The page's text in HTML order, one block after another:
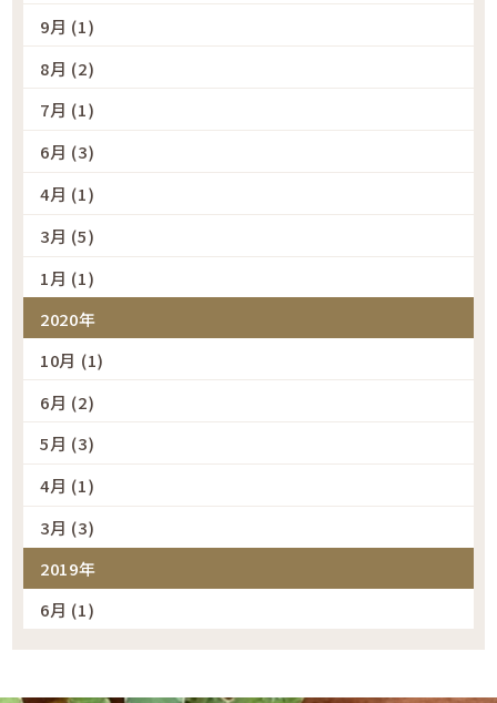
9月 (1)
8月 (2)
7月 (1)
6月 (3)
4月 (1)
3月 (5)
1月 (1)
2020年
10月 (1)
6月 (2)
5月 (3)
4月 (1)
3月 (3)
2019年
6月 (1)